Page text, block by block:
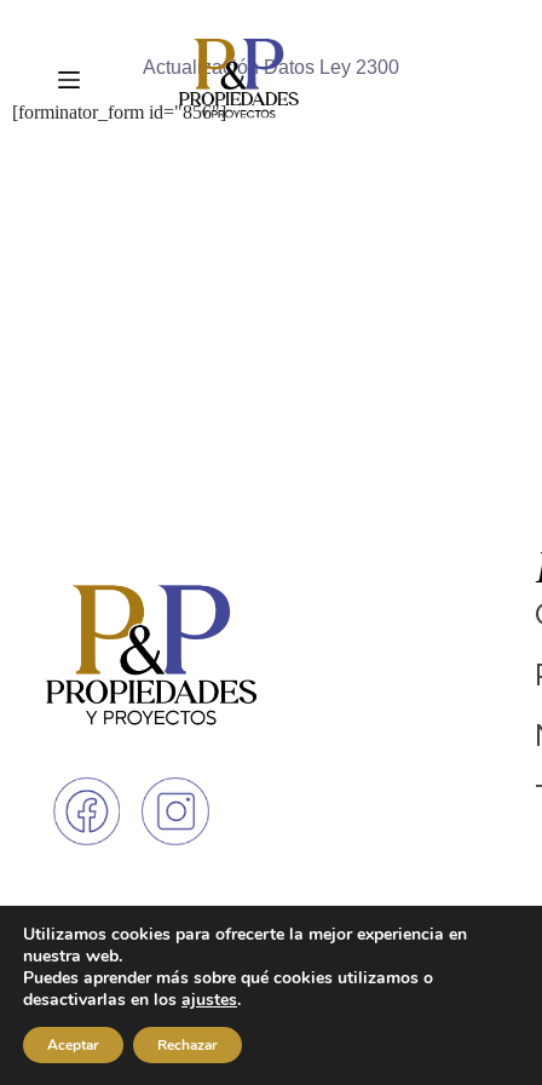
Actualización Datos Ley 2300
[forminator_form id="856"]
315730703
1
© Copyright 2025 - Propiedades y
reservados
Medellin: 00126 SGM, resolución
181 del 17 de marzo de 2004
Utilizamos cookies para ofrecerte la mejor experiencia en
nuestra web.
Puedes aprender más sobre qué cookies utilizamos o
desactivarlas en los ajustes.
Aceptar Rechazar